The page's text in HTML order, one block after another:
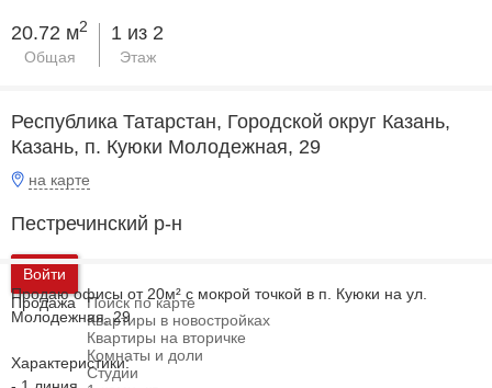
Войти
Продажа
Поиск по карте
Квартиры в новостройках
Квартиры на вторичке
Комнаты и доли
Студии
20.72 м2
Общая
1 из 2
Этаж
Республика Татарстан, Городской округ Казань,
Казань, п. Куюки Молодежная, 29
на карте
Пестречинский р-н
Продаю офисы от 20м² с мокрой точкой в п. Куюки на ул.
Молодежная, 29
Характеристики: